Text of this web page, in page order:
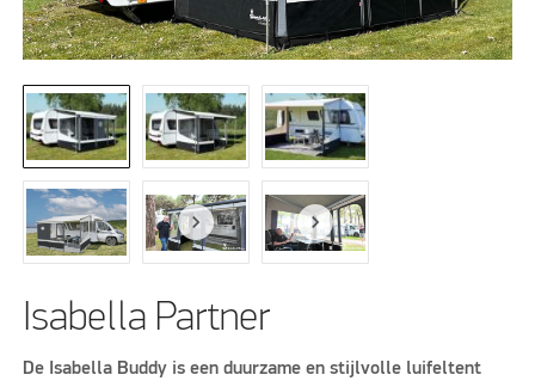
Isabella Partner
De Isabella Buddy is een duurzame en stijlvolle luifeltent